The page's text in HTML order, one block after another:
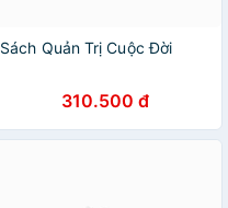
Sách Quản Trị Cuộc Đời
310.500 đ